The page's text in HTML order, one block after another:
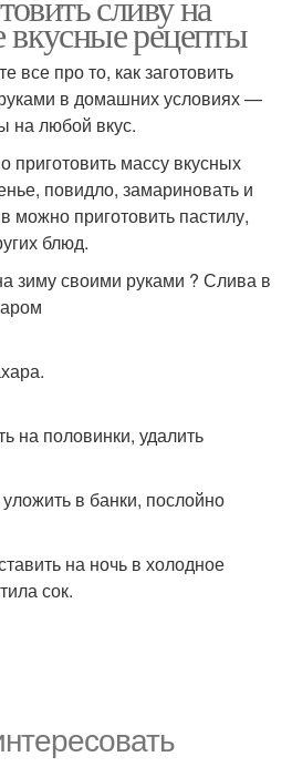
Слив в собственном
Слив в блендере
рецепты
все про то, как заготовить
в домашних условиях —
на любой вкус.
массу вкусных
повидло, замариновать и
можно приготовить пастилу,
блюд.
зиму своими руками ? Слива в
на половинки, удалить
в банки, послойно
на ночь в холодное
сок.